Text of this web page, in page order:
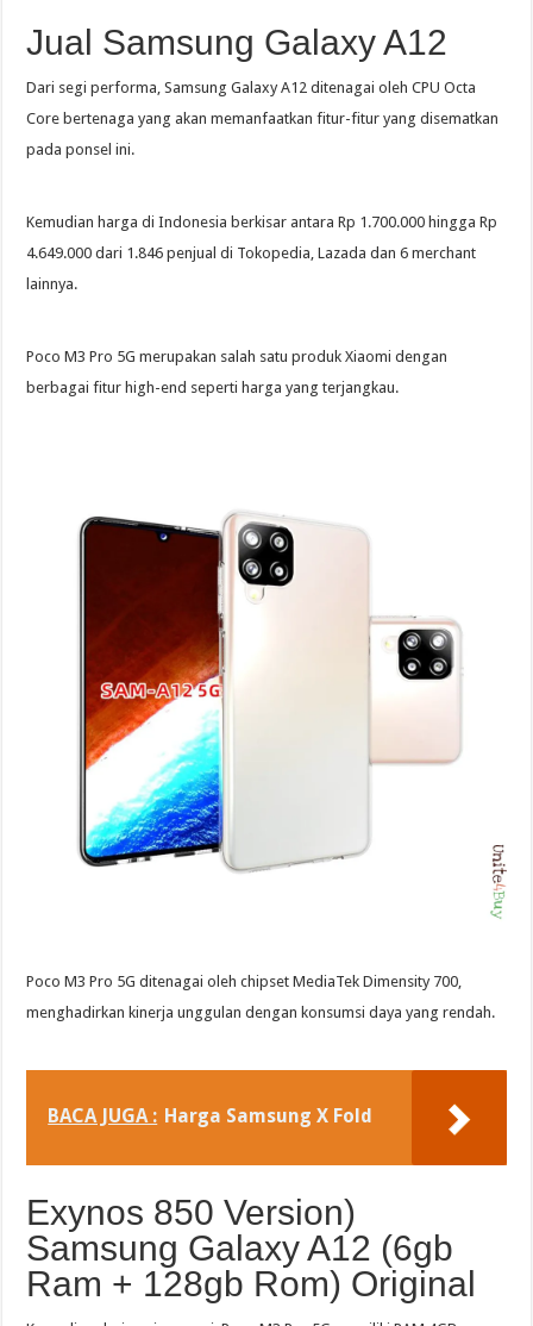
Jual Samsung Galaxy A12
Dari segi performa, Samsung Galaxy A12 ditenagai oleh CPU Octa
Core bertenaga yang akan memanfaatkan fitur-fitur yang disematkan
pada ponsel ini.
Kemudian harga di Indonesia berkisar antara Rp 1.700.000 hingga Rp
4.649.000 dari 1.846 penjual di Tokopedia, Lazada dan 6 merchant
lainnya.
Poco M3 Pro 5G merupakan salah satu produk Xiaomi dengan
berbagai fitur high-end seperti harga yang terjangkau.
Poco M3 Pro 5G ditenagai oleh chipset MediaTek Dimensity 700,
menghadirkan kinerja unggulan dengan konsumsi daya yang rendah.
BACA JUGA : Harga Samsung X Fold
Exynos 850 Version)
Samsung Galaxy A12 (6gb
Ram + 128gb Rom) Original